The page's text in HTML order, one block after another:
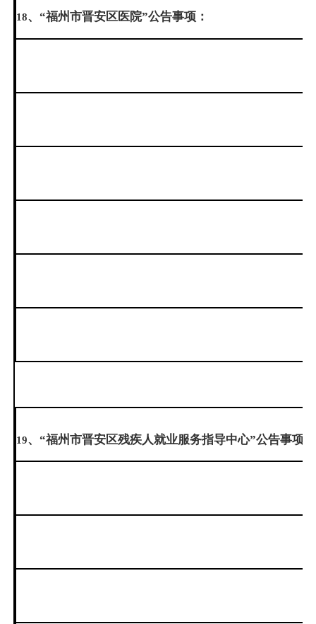
18、“福州市晋安区医院”公告事项：
19、“福州市晋安区残疾人就业服务指导中心”公告事项：